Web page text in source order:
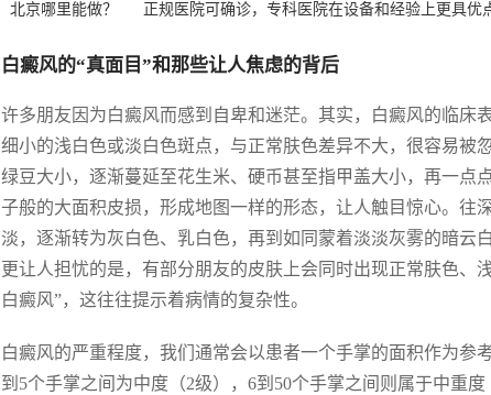
北京哪里能做？ 正规医院可确诊，专科医院在设备和经验上更具优
白癜风的“真面目”和那些让人焦虑的背后
许多朋友因为白癜风而感到自卑和迷茫。其实，白癜风的临床
细小的浅白色或淡白色斑点，与正常肤色差异不大，很容易被
绿豆大小，逐渐蔓延至花生米、硬币甚至指甲盖大小，再一点
子般的大面积皮损，形成地图一样的形态，让人触目惊心。往
淡，逐渐转为灰白色、乳白色，再到如同蒙着淡淡灰雾的暗云
更让人担忧的是，有部分朋友的皮肤上会同时出现正常肤色、
白癜风”，这往往提示着病情的复杂性。
白癜风的严重程度，我们通常会以患者一个手掌的面积作为
到5个手掌之间为中度（2级），6到50个手掌之间则属于中重